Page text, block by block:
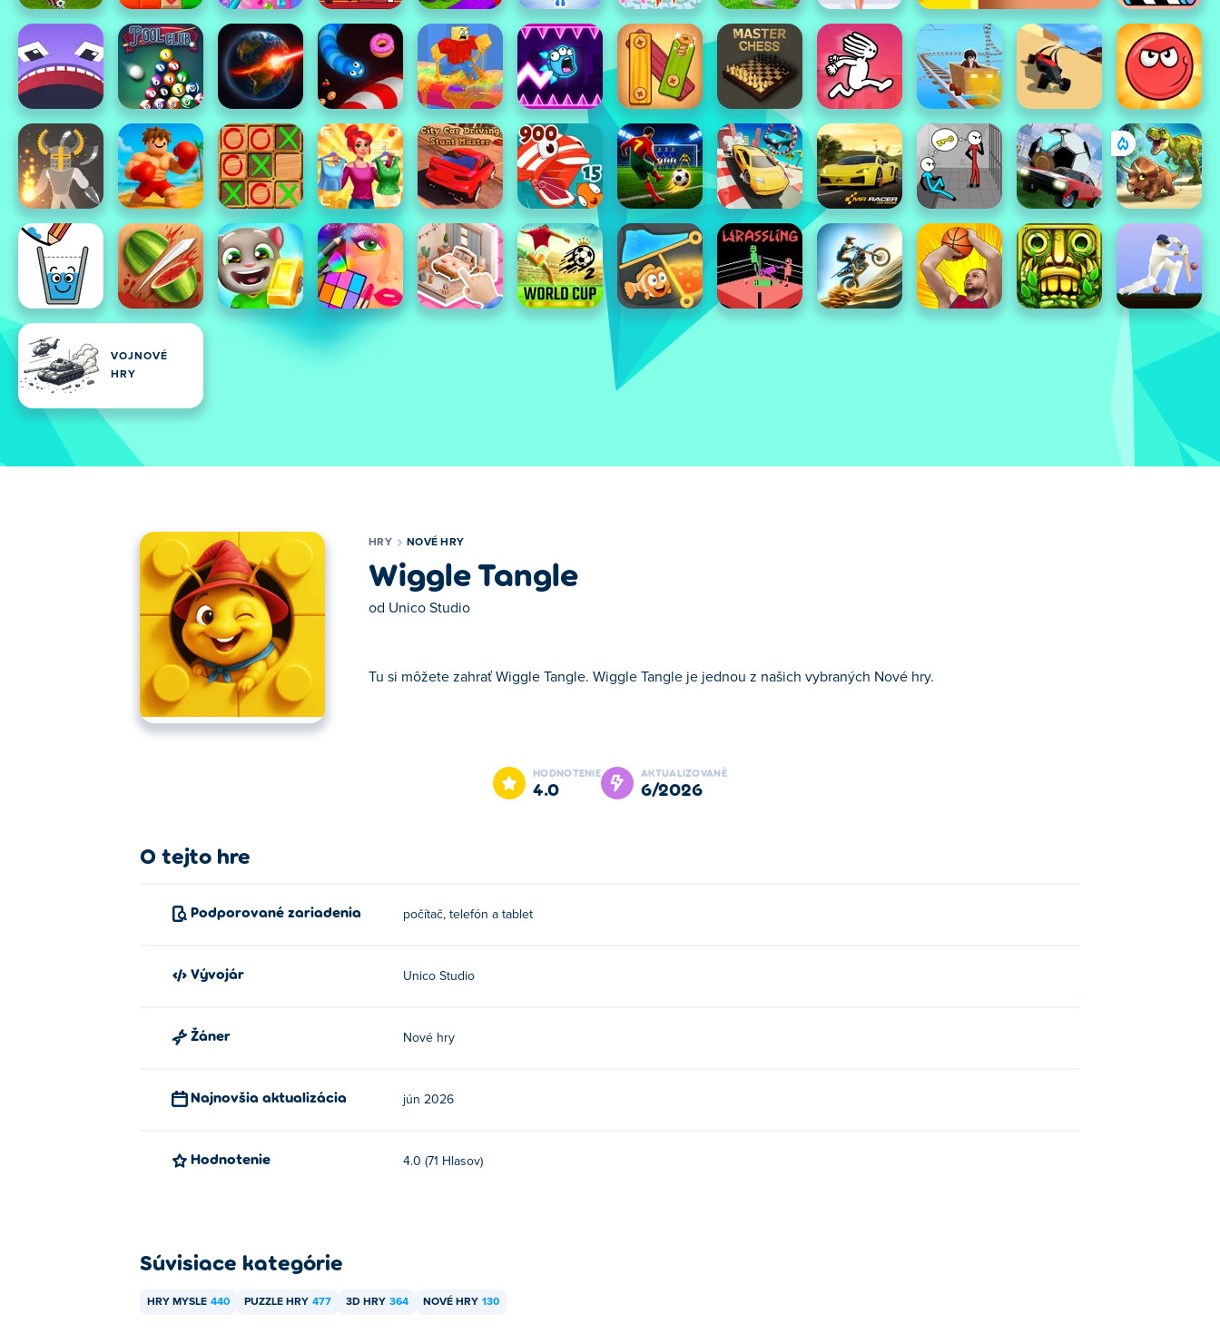
VOJNOVÉ
HRY
HRY NOVÉ HRY
Wiggle Tangle
od Unico Studio
Tu si môžete zahrať Wiggle Tangle. Wiggle Tangle je jednou z našich vybraných Nové hry.
Tu si môžete zahrať Wiggle Tangle. Wiggle Tangle je jednou z našich vybraných Nové hry.
HODNOTENIE
4.0
AKTUALIZOVANÉ
6/2026
O tejto hre
Podporované zariadenia počítač, telefón a tablet
Vývojár Unico Studio
Žáner Nové hry
Najnovšia aktualizácia jún 2026
Hodnotenie 4.0 (71 Hlasov)
Súvisiace kategórie
HRY MYSLE 440 PUZZLE HRY 477 3D HRY 364 NOVÉ HRY 130